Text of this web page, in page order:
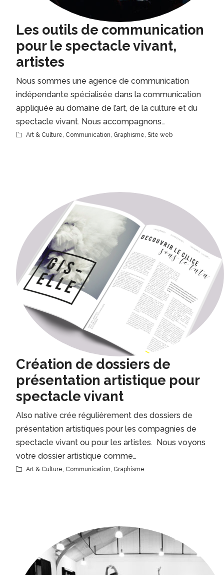
Les outils de communication
pour le spectacle vivant,
artistes
Nous sommes une agence de communication
indépendante spécialisée dans la communication
appliquée au domaine de l’art, de la culture et du
spectacle vivant. Nous accompagnons…
Art & Culture, Communication, Graphisme, Site web
Création de dossiers de
présentation artistique pour
spectacle vivant
Also native crée régulièrement des dossiers de
présentation artistiques pour les compagnies de
spectacle vivant ou pour les artistes. Nous voyons
votre dossier artistique comme…
Art & Culture, Communication, Graphisme